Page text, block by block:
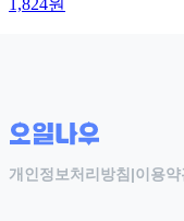
1,824원
개인정보처리방침 |이용약